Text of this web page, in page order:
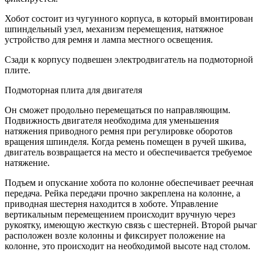
Хобот состоит из чугунного корпуса, в который вмонтирован
шпиндельный узел, механизм перемещения, натяжное
устройство для ремня и лампа местного освещения.
Сзади к корпусу подвешен электродвигатель на подмоторной
плите.
Подмоторная плита для двигателя
Он сможет продольно перемещаться по направляющим.
Подвижность двигателя необходима для уменьшения
натяжения приводного ремня при регулировке оборотов
вращения шпинделя. Когда ремень помещен в ручей шкива,
двигатель возвращается на место и обеспечивается требуемое
натяжение.
Подъем и опускание хобота по колонне обеспечивает реечная
передача. Рейка передачи прочно закреплена на колонне, а
приводная шестерня находится в хоботе. Управление
вертикальным перемещением происходит вручную через
рукоятку, имеющую жесткую связь с шестерней. Второй рычаг
расположен возле колонны и фиксирует положение на
колонне, это происходит на необходимой высоте над столом.